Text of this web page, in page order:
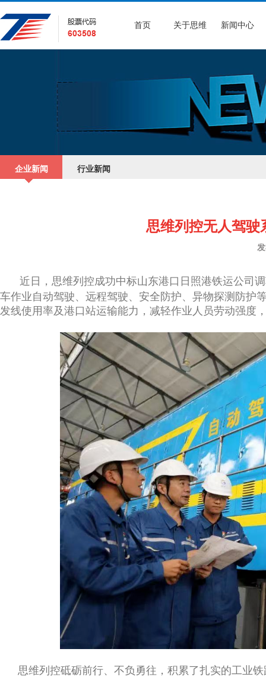
首页 关于思维 新闻中心
企业新闻 行业新闻
思维列控无人驾驶
近日，思维列控成功中标山东港口日照港铁运公司
车作业自动驾驶、远程驾驶、安全防护、异物探测防护
发线使用率及港口站运输能力，减轻作业人员劳动强度
思维列控砥砺前行、不负勇往，积累了扎实的工业铁